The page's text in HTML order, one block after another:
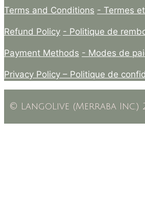
Terms and Conditions - Termes
Refund Policy - Politique de
Payment Methods - Modes de
Privacy Policy – Politique de
© LangoLive (Merraba Inc.)